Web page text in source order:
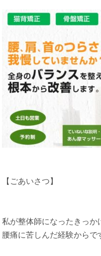
【ごあいさつ】
私が整体師になったきっ
腰痛に苦しんだ経験からで